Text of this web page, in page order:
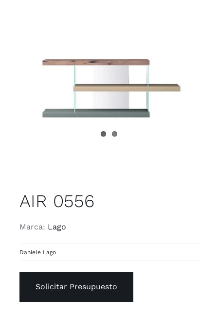
AIR 0556
Marca: Lago
Daniele Lago
Solicitar Presupuesto